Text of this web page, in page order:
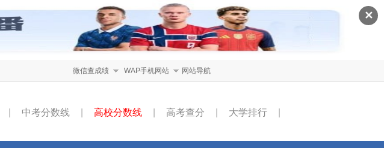
✕
微信查成绩 WAP手机网站 网站导航
中考分数线 高校分数线 高考查分 大学排行